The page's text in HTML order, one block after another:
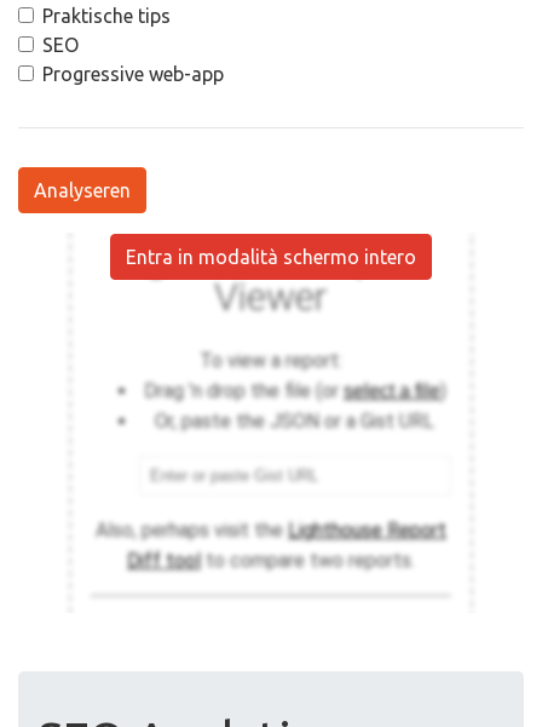
Praktische tips
SEO
Progressive web-app
Analyseren
Entra in modalità schermo intero